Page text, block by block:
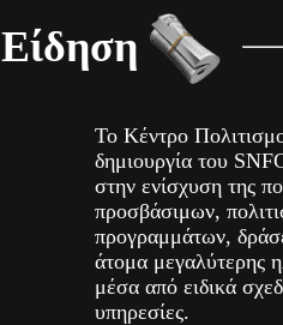
Είδηση
To Κέντρο
δημιουργία του
στην ενίσχυση της
προσβάσιμων,
προγραμμάτων,
άτομα μεγαλύτερης
μέσα από ειδικά
υπηρεσίες.